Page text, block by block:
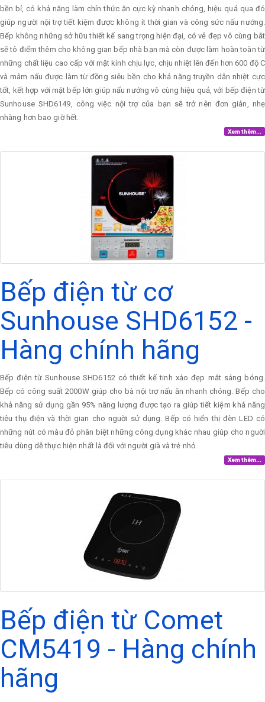
bền bỉ, có khả năng làm chín thức ăn cực kỳ nhanh chóng, hiệu quả qua đó
giúp người nội trợ tiết kiệm được không ít thời gian và công sức nấu nướng.
Bếp không những sở hữu thiết kế sang trọng hiện đại, có vẻ đẹp vô cùng bắt
sẽ tô điểm thêm cho không gian bếp nhà bạn mà còn được làm hoàn toàn từ
những chất liệu cao cấp với mặt kính chịu lực, chịu nhiệt lên đến hơn 600 độ C
và mâm nấu được làm từ đồng siêu bền cho khả năng truyền dẫn nhiệt cực
tốt, kết hợp với mặt bếp lớn giúp nấu nướng vô cùng hiệu quả, với bếp điện từ
Sunhouse SHD6149, công việc nội trợ của bạn sẽ trở nên đơn giản, nhẹ
nhàng hơn bao giờ hết.
Xem thêm...
Bếp điện từ cơ
Sunhouse SHD6152 -
Hàng chính hãng
Bếp điện từ Sunhouse SHD6152 có thiết kế tinh xảo đẹp mắt sáng bóng.
Bếp có công suất 2000W giúp cho bà nội trợ nấu ăn nhanh chóng. Bếp cho
khả năng sử dụng gần 95% năng lượng được tạo ra giúp tiết kiệm khả năng
tiêu thụ điện và thời gian cho nguời sử dụng. Bếp có hiển thị đèn LED có
những nút có màu đỏ phân biệt những công dụng khác nhau giúp cho nguời
tiêu dùng dễ thực hiện nhất là đối với người già và trẻ nhỏ.
Xem thêm...
Bếp điện từ Comet
CM5419 - Hàng chính
hãng